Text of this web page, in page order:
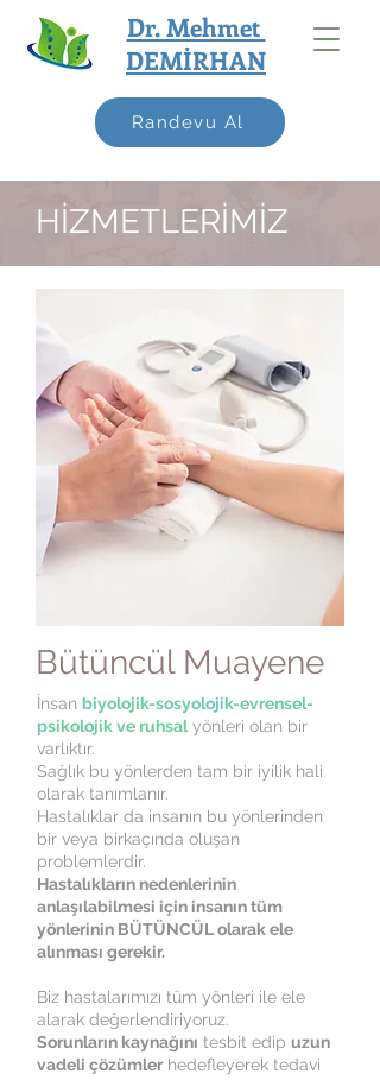
Dr. Mehmet
DEMİRHAN
Randevu Al
HİZMETLERİMİZ
Bütüncül Muayene
İnsan biyolojik-sosyolojik-evrensel-
psikolojik ve ruhsalyönleri olan bir
varlıktır.
Sağlık bu yönlerden tam bir iyilik hali
olarak tanımlanır.
Hastalıklar da insanın bu yönlerinden
bir veya birkaçında oluşan
problemlerdir.
Hastalıkların nedenlerinin
anlaşılabilmesi için insanın tüm
yönlerinin BÜTÜNCÜL olarak ele
alınması gerekir.
Biz hastalarımızı tüm yönleri ile ele
alarak değerlendiriyoruz.
Sorunların kaynağını tesbit edip uzun
vadeli çözümlerhedefleyerek tedavi